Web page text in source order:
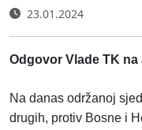
23.01.2024
Odgovor Vlade TK
Na danas održanoj
drugih, protiv Bosne i